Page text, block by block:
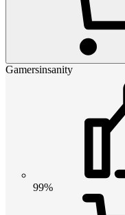
Gamersinsanity
99%